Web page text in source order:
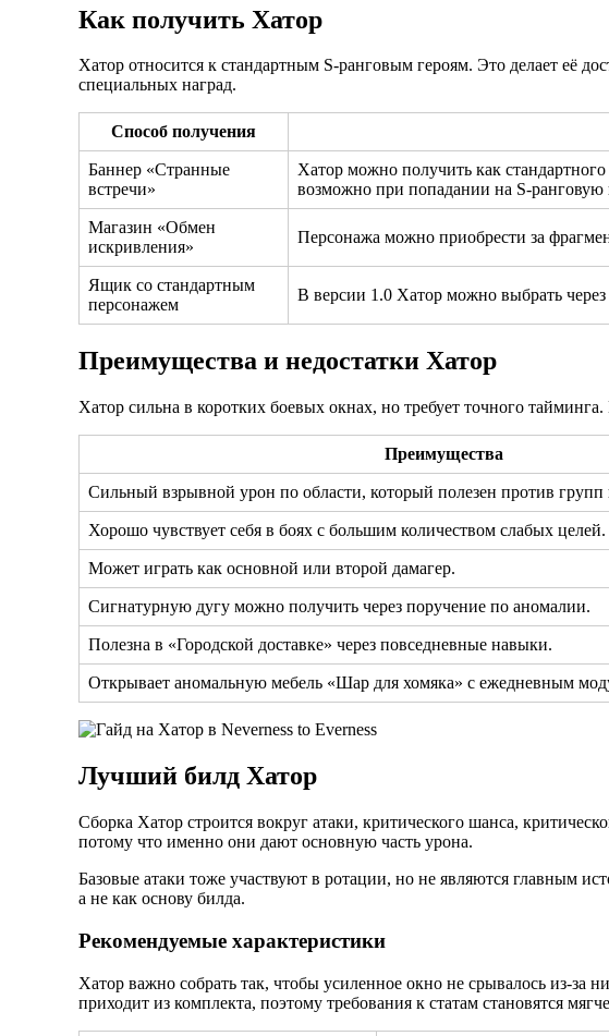
Как получить Хатор
Хатор относится к стандартным S-ранговым героям. Это делает её
специальных наград.
Способ получения
Баннер «Странные
встречи»
Хатор можно получить как
возможно при попадании на S-ранговую
Магазин «Обмен
искривления»
Персонажа можно приобрести за
Ящик со стандартным
персонажем
В версии 1.0 Хатор можно выбрать через
Преимущества и недостатки Хатор
Хатор сильна в коротких боевых окнах, но требует точного
Преимущества
Сильный взрывной урон по области, который полезен против групп
Хорошо чувствует себя в боях с большим количеством слабых целей.
Может играть как основной или второй дамагер.
Сигнатурную дугу можно получить через поручение по аномалии.
Полезна в «Городской доставке» через повседневные навыки.
Открывает аномальную мебель «Шар для хомяка» с ежедневным
Лучший билд Хатор
Сборка Хатор строится вокруг атаки, критического шанса,
потому что именно они дают основную часть урона.
Базовые атаки тоже участвуют в ротации, но не являются главным
а не как основу билда.
Рекомендуемые характеристики
Хатор важно собрать так, чтобы усиленное окно не срывалось из-за
приходит из комплекта, поэтому требования к статам становятся